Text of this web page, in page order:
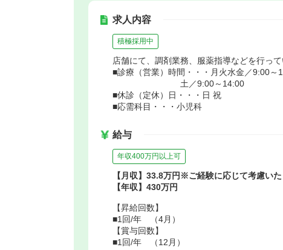
求人内容
積極採用中
店舗にて、調剤業務、服薬指導などを行って
■診療（営業）時間・・・月火水金／9:00
土／9:00～14:00
■休診（定休）日・・・日 祝
■応需科目・・・小児科
給与
年収400万円以上可
【月収】33.8万円※ご経験に応じて考慮いた
【年収】430万円
【昇給回数】
■1回/年 （4月）
【賞与回数】
■1回/年 （12月）